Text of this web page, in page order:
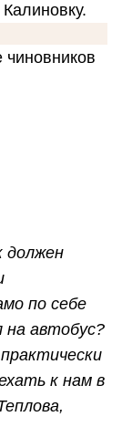
должен
по себе
на автобус?
к нам в